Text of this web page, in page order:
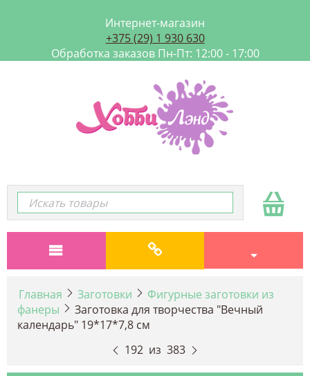
Интернет-магазин
+375 (29) 1 930 630
Обработка заказов Пн-Пт: 12:00 - 17:00
Главная Заготовки
Фигурные заготовки из
фанеры
Заготовка для творчества "Вечный
календарь" 19*17*7,8 см
192 из 383